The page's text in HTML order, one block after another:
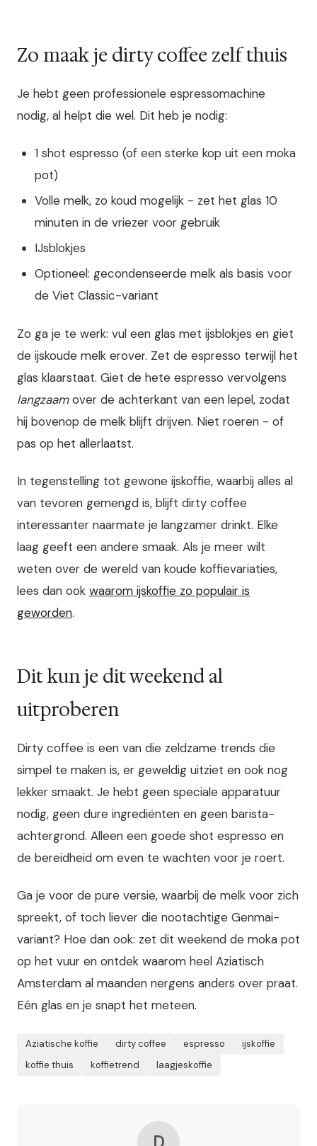
Zo maak je dirty coffee zelf thuis
Je hebt geen professionele espressomachine
nodig, al helpt die wel. Dit heb je nodig:
1 shot espresso (of een sterke kop uit een moka
pot)
Volle melk, zo koud mogelijk - zet het glas 10
minuten in de vriezer voor gebruik
IJsblokjes
Optioneel: gecondenseerde melk als basis voor
de Viet Classic-variant
Zo ga je te werk: vul een glas met ijsblokjes en giet
de ijskoude melk erover. Zet de espresso terwijl het
glas klaarstaat. Giet de hete espresso vervolgens
langzaamover de achterkant van een lepel, zodat
hij bovenop de melk blijft drijven. Niet roeren - of
pas op het allerlaatst.
In tegenstelling tot gewone ijskoffie, waarbij alles al
van tevoren gemengd is, blijft dirty coffee
interessanter naarmate je langzamer drinkt. Elke
laag geeft een andere smaak. Als je meer wilt
weten over de wereld van koude koffievariaties,
lees dan ook waarom ijskoffie zo populair is
geworden.
Dit kun je dit weekend al
uitproberen
Dirty coffee is een van die zeldzame trends die
simpel te maken is, er geweldig uitziet en ook nog
lekker smaakt. Je hebt geen speciale apparatuur
nodig, geen dure ingrediënten en geen barista-
achtergrond. Alleen een goede shot espresso en
de bereidheid om even te wachten voor je roert.
Ga je voor de pure versie, waarbij de melk voor zich
spreekt, of toch liever die nootachtige Genmai-
variant? Hoe dan ook: zet dit weekend de moka pot
op het vuur en ontdek waarom heel Aziatisch
Amsterdam al maanden nergens anders over praat.
Eén glas en je snapt het meteen.
Aziatische koffie dirty coffee espresso
ijskoffie
koffie thuis
koffietrend laagjeskoffie